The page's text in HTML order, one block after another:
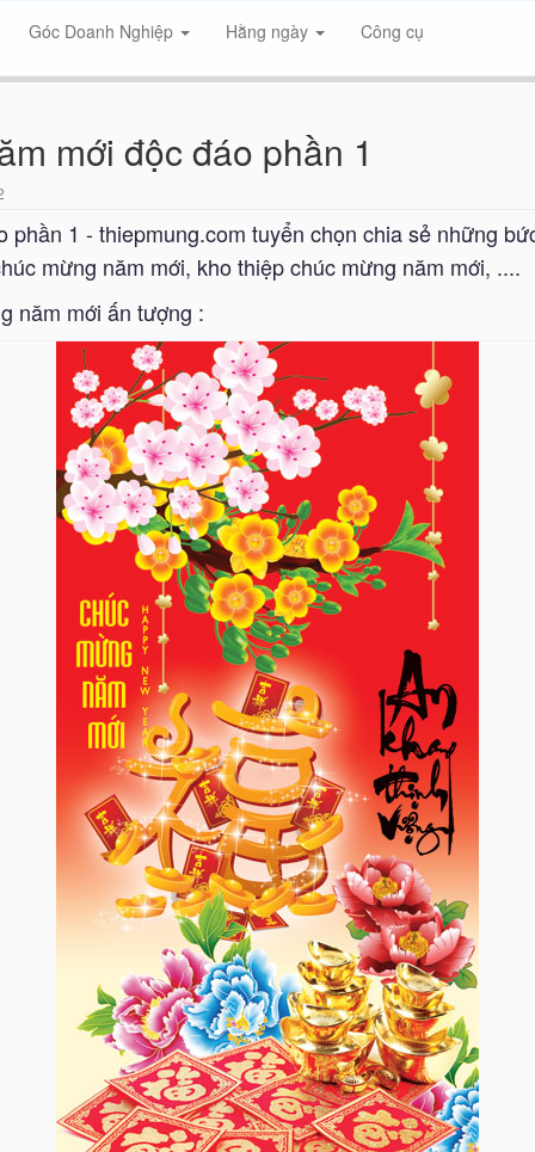
Góc Doanh Nghiệp Hằng ngày Công cụ
mới độc đáo phần 1
phần 1 - thiepmung.com tuyển chọn chia sẻ những
mừng năm mới, kho thiệp chúc mừng năm mới, ....
năm mới ấn tượng :